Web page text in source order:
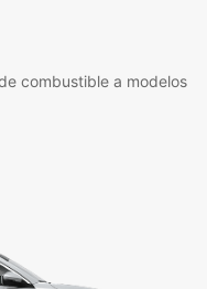
combustible a modelos